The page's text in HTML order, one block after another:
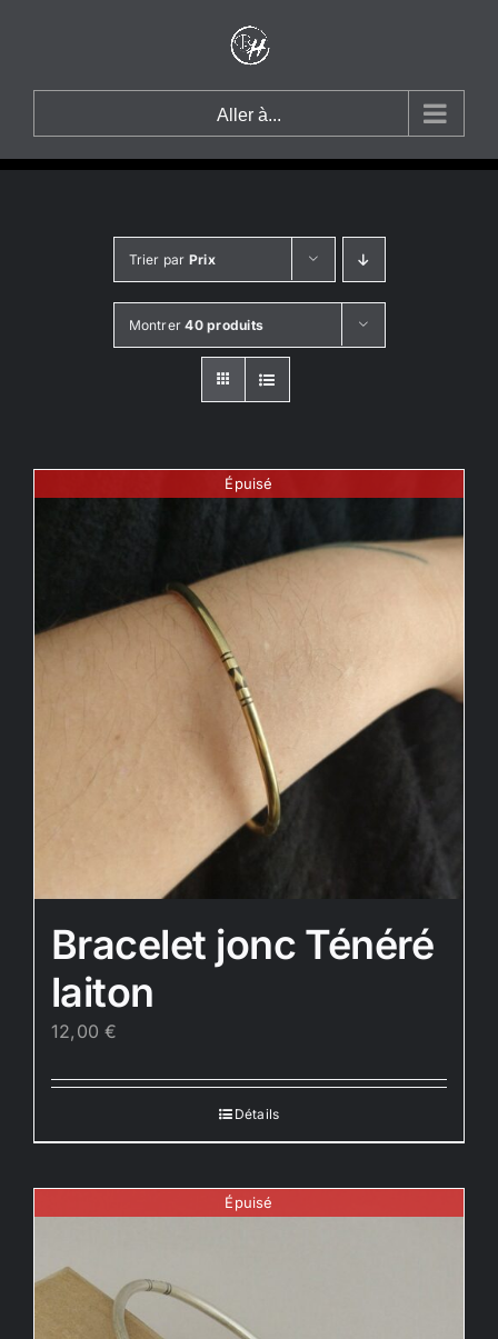
Aller à...
Trier par Prix
Montrer40 produits
Épuisé
Bracelet jonc Ténéré
laiton
12,00€
Détails
Épuisé